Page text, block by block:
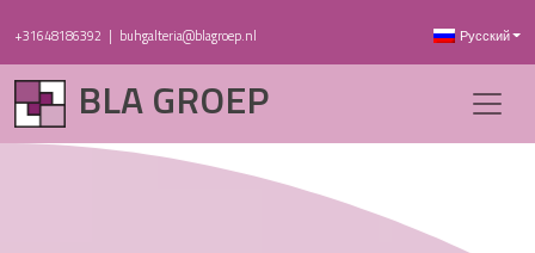
+31648186392 | buhgalteria@blagroep.nl Русский
BLA GROEP